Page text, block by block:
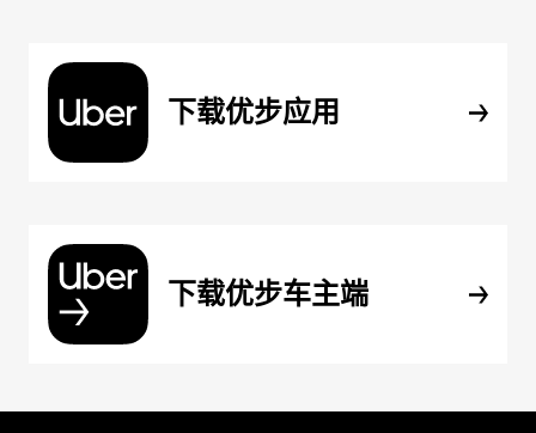
下载优步应用
下载优步车主端